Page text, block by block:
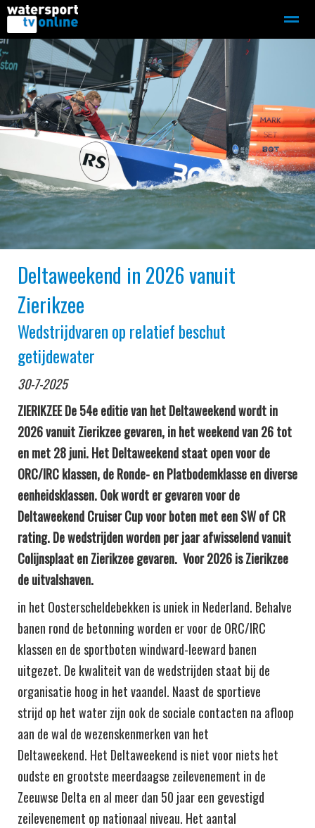
Zeilen Motorboot-sloep Adverteren Redactie
Home Contact Bellen Zoeken
Deltaweekend in 2026 vanuit
Zierikzee
Wedstrijdvaren op relatief beschut
getijdewater
30-7-2025
ZIERIKZEE De 54e editie van het Deltaweekend wordt in
2026 vanuit Zierikzee gevaren, in het weekend van 26 tot
en met 28 juni. Het Deltaweekend staat open voor de
ORC/IRC klassen, de Ronde- en Platbodemklasse en diverse
eenheidsklassen. Ook wordt er gevaren voor de
Deltaweekend Cruiser Cup voor boten met een SW of CR
rating. De wedstrijden worden per jaar afwisselend vanuit
Colijnsplaat en Zierikzee gevaren. Voor 2026 is Zierikzee
de uitvalshaven.
in het Oosterscheldebekken is uniek in Nederland. Behalve
banen rond de betonning worden er voor de ORC/IRC
klassen en de sportboten windward-leeward banen
uitgezet. De kwaliteit van de wedstrijden staat bij de
organisatie hoog in het vaandel. Naast de sportieve
strijd op het water zijn ook de sociale contacten na afloop
aan de wal de wezenskenmerken van het
Deltaweekend. Het Deltaweekend is niet voor niets het
oudste en grootste meerdaagse zeilevenement in de
Zeeuwse Delta en al meer dan 50 jaar een gevestigd
zeilevenement op nationaal niveau. Het aantal